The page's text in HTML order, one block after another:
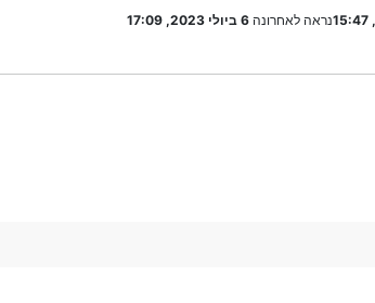
נראה לאחרונה 6 ביולי 2023, 17:09